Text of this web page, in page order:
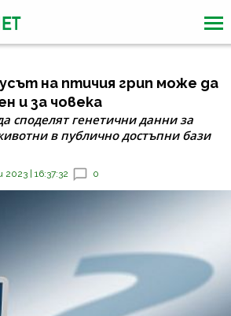
на птичия грип може да
и за човека
споделят генетични данни за
в публично достъпни бази
| 16:37:32 0